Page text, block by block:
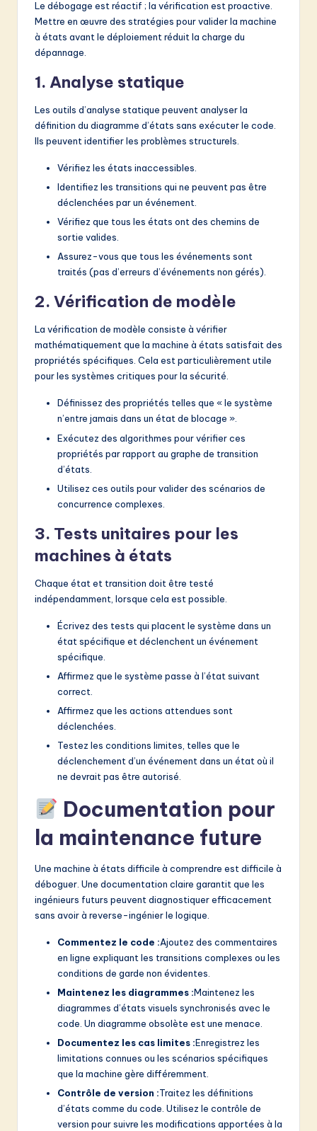
Le débogage est réactif ; la vérification est proactive.
Mettre en œuvre des stratégies pour valider la machine
à états avant le déploiement réduit la charge du
dépannage.
1. Analyse statique
Les outils d’analyse statique peuvent analyser la
définition du diagramme d’états sans exécuter le code.
Ils peuvent identifier les problèmes structurels.
Vérifiez les états inaccessibles.
Identifiez les transitions qui ne peuvent pas être
déclenchées par un événement.
Vérifiez que tous les états ont des chemins de
sortie valides.
Assurez-vous que tous les événements sont
traités (pas d’erreurs d’événements non gérés).
2. Vérification de modèle
La vérification de modèle consiste à vérifier
mathématiquement que la machine à états satisfait des
propriétés spécifiques. Cela est particulièrement utile
pour les systèmes critiques pour la sécurité.
Définissez des propriétés telles que « le système
n’entre jamais dans un état de blocage ».
Exécutez des algorithmes pour vérifier ces
propriétés par rapport au graphe de transition
d’états.
Utilisez ces outils pour valider des scénarios de
concurrence complexes.
3. Tests unitaires pour les
machines à états
Chaque état et transition doit être testé
indépendamment, lorsque cela est possible.
Écrivez des tests qui placent le système dans un
état spécifique et déclenchent un événement
spécifique.
Affirmez que le système passe à l’état suivant
correct.
Affirmez que les actions attendues sont
déclenchées.
Testez les conditions limites, telles que le
déclenchement d’un événement dans un état où il
ne devrait pas être autorisé.
Documentation pour
la maintenance future
Une machine à états difficile à comprendre est difficile à
déboguer. Une documentation claire garantit que les
ingénieurs futurs peuvent diagnostiquer efficacement
sans avoir à reverse-ingénier le logique.
Commentez le code :Ajoutez des commentaires
en ligne expliquant les transitions complexes ou les
conditions de garde non évidentes.
Maintenez les diagrammes :Maintenez les
diagrammes d’états visuels synchronisés avec le
code. Un diagramme obsolète est une menace.
Documentez les cas limites :Enregistrez les
limitations connues ou les scénarios spécifiques
que la machine gère différemment.
Contrôle de version :Traitez les définitions
d’états comme du code. Utilisez le contrôle de
version pour suivre les modifications apportées à la